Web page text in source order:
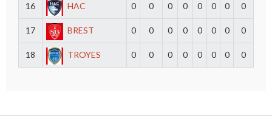
16 HAC 0 0 0 0 0 0 0 0
17 BREST 0 0 0 0 0 0 0 0
18 TROYES 0 0 0 0 0 0 0 0